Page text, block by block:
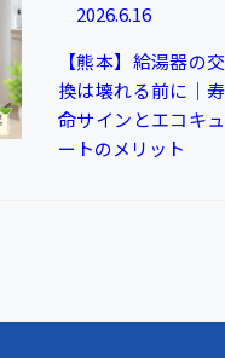
2026.6.16
【熊本】給湯器の交
換は壊れる前に｜寿
命サインとエコキュ
ートのメリット